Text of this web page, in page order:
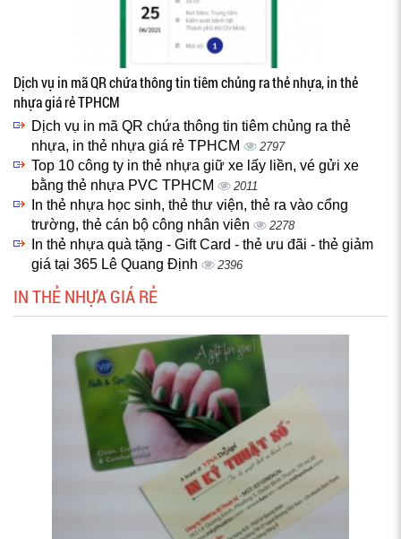
Dịch vụ in mã QR chứa thông tin tiêm chủng ra thẻ nhựa, in thẻ
nhựa giá rẻ TPHCM
Dịch vụ in mã QR chứa thông tin tiêm chủng ra thẻ
nhựa, in thẻ nhựa giá rẻ TPHCM
2797
Top 10 công ty in thẻ nhựa giữ xe lấy liền, vé gửi xe
bằng thẻ nhựa PVC TPHCM
2011
In thẻ nhựa học sinh, thẻ thư viện, thẻ ra vào cổng
trường, thẻ cán bộ công nhân viên
2278
In thẻ nhựa quà tặng - Gift Card - thẻ ưu đãi - thẻ giảm
giá tại 365 Lê Quang Định
2396
IN THẺ NHỰA GIÁ RẺ